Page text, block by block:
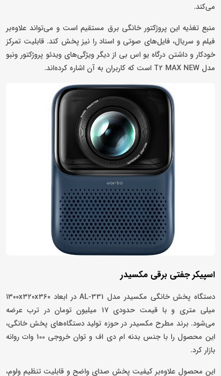
می‌کند.
منبع تغذیه این پروژکتور خانگی برق مستقیم است و می‌تواند علاوه‌بر
فیلم و سریال، فایل‌های صوتی و اسناد را نیز پخش کند. قابلیت تمرکز
خودکار و داشتن درگاه یو اس بی از دیگر ویژگی‌های ویدئو پروژکتور ونبو
مدل T2 MAX NEW است که کاربران به آن اشاره کرده‌اند.
اسپیکر جفتی برقی مکسیدر
دستگاه پخش خانگی مکسیدر مدل AL-331 در ابعاد ۱۳۰۰x۳۲۰x۳۶۰
میلی متری و با قیمت حدودی 17 میلیون تومان در ترب عرضه
می‌شود. برند مطرح مکسیدر در حوزه تولید دستگاه‌های پخش خانگی،
این محصول را با جنس بدنه ام دی اف و توان خروجی 100 وات روانه
بازار کرد.
این محصول علاوه‌بر کیفیت پخش صدای واضح و قابلیت تنظیم ولوم،